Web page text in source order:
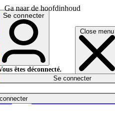
Ga naar de hoofdinhoud
Close menu
English
Deutsch
Español
Se connecter
êtes déconnecté.
Se connecter